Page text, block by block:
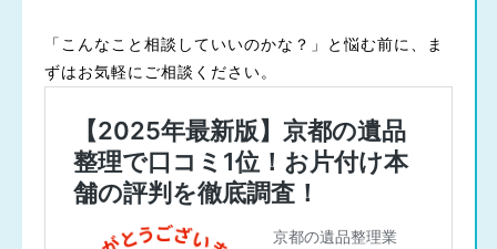
「こんなこと相談していいのかな？」と悩む前に、ま
ずはお気軽にご相談ください。